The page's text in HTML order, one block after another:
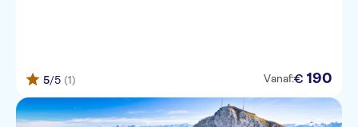
5/5 (1) Vanaf:€ 190